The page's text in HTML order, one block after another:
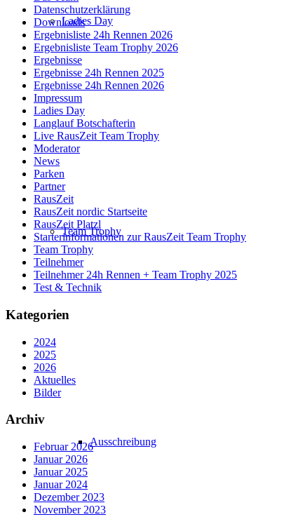
Ladies Day
Team Trophy
Ausschreibung
Datenschutzerklärung
Downloads
Ergebnisliste 24h Rennen 2026
Ergebnisliste Team Trophy 2026
Ergebnisse
Ergebnisse 24h Rennen 2025
Ergebnisse 24h Rennen 2026
Impressum
Ladies Day
Langlauf Botschafterin
Live RausZeit Team Trophy
Moderator
News
Parken
Partner
RausZeit
RausZeit nordic Startseite
RausZeit Platzl
Starterinformationen zur RausZeit Team Trophy
Team Trophy
Teilnehmer
Teilnehmer 24h Rennen + Team Trophy 2025
Test & Technik
Kategorien
2024
2025
2026
Aktuelles
Bilder
Archiv
Februar 2026
Januar 2026
Januar 2025
Januar 2024
Dezember 2023
November 2023